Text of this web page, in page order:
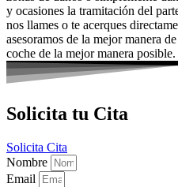
y ocasiones la tramitación del
nos llames o te acerques
asesoramos de la mejor manera
coche de la mejor manera posible.
Solicita tu Cita
Solicita Cita
Nombre
Email